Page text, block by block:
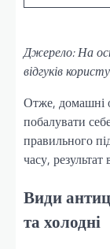
Джерело: На
відгуків
Отже, домашні
побалувати
правильного
часу,
Види
та холодні